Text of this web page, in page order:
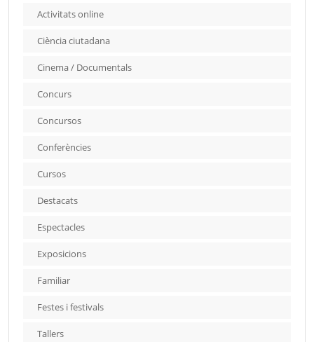
Activitats online
Ciència ciutadana
Cinema / Documentals
Concurs
Concursos
Conferències
Cursos
Destacats
Espectacles
Exposicions
Familiar
Festes i festivals
Tallers